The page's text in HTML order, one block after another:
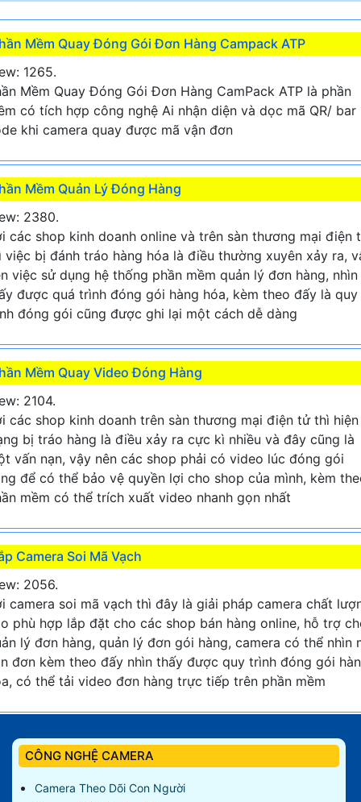
Mềm Quay Đóng Gói Đơn Hàng Campack ATP
1265.
Mềm Quay Đóng Gói Đơn Hàng CamPack ATP là phần
có tích hợp công nghệ Ai nhận diện và dọc mã QR/ bar
khi camera quay được mã vận đơn
Mềm Quản Lý Đóng Hàng
2380.
các shop kinh doanh online và trên sàn thương mại điện
việc bị đánh tráo hàng hóa là điều thường xuyên xảy ra,
việc sử dụng hệ thống phần mềm quản lý đơn hàng, nhìn
được quá trình đóng gói hàng hóa, kèm theo đấy là quy
đóng gói cũng được ghi lại một cách dễ dàng
Mềm Quay Video Đóng Hàng
2104.
các shop kinh doanh trên sàn thương mại điện tử thì hiện
bị tráo hàng là điều xảy ra cực kì nhiều và đây cũng là
vấn nạn, vậy nên các shop phải có video lúc đóng gói
để có thể bảo vệ quyền lợi cho shop của mình, kèm
mềm có thể trích xuất video nhanh gọn nhất
Camera Soi Mã Vạch
2056.
camera soi mã vạch thì đây là giải pháp camera chất
phù hợp lắp đặt cho các shop bán hàng online, hỗ trợ
lý đơn hàng, quản lý đơn gói hàng, camera có thể nhìn
đơn kèm theo đấy nhìn thấy được quy trình đóng gói
có thể tải video đơn hàng trực tiếp trên phần mềm
CÔNG NGHỆ CAMERA
Camera Theo Dõi Con Người